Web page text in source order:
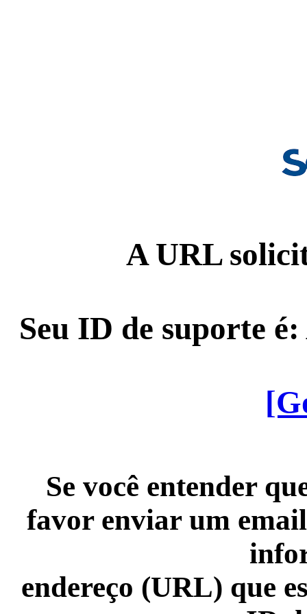
A URL
Seu ID de suporte
Se você entender
favor enviar um
endereço (URL) que